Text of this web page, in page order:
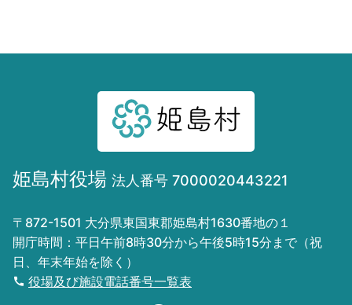
姫島村役場 法人番号 7000020443221
〒872-1501 大分県東国東郡姫島村1630番地の１
開庁時間：平日午前8時30分から午後5時15分まで（祝
日、年末年始を除く）
役場及び施設電話番号一覧表